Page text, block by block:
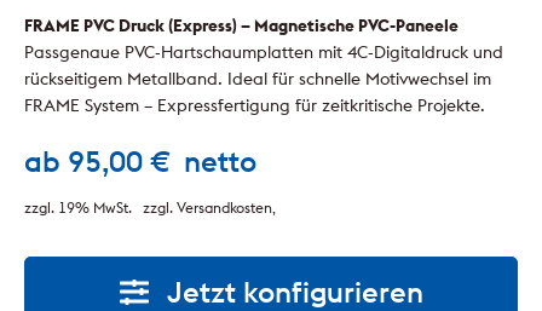
ab 95,00 € netto
zzgl. 19% MwSt. zzgl. Versandkosten
FRAME PVC Druck (Express) – Magnetische PVC-Paneele
Passgenaue PVC-Hartschaumplatten mit 4C-Digitaldruck und
rückseitigem Metallband. Ideal für schnelle Motivwechsel im
FRAME System – Expressfertigung für zeitkritische Projekte.
Jetzt konfigurieren